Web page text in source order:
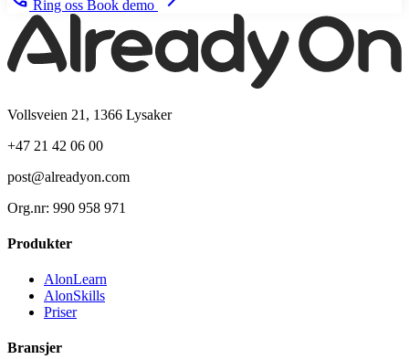
Ring oss Book demo
Vollsveien 21, 1366 Lysaker
+47 21 42 06 00
post@alreadyon.com
Org.nr: 990 958 971
Produkter
AlonLearn
AlonSkills
Priser
Bransjer